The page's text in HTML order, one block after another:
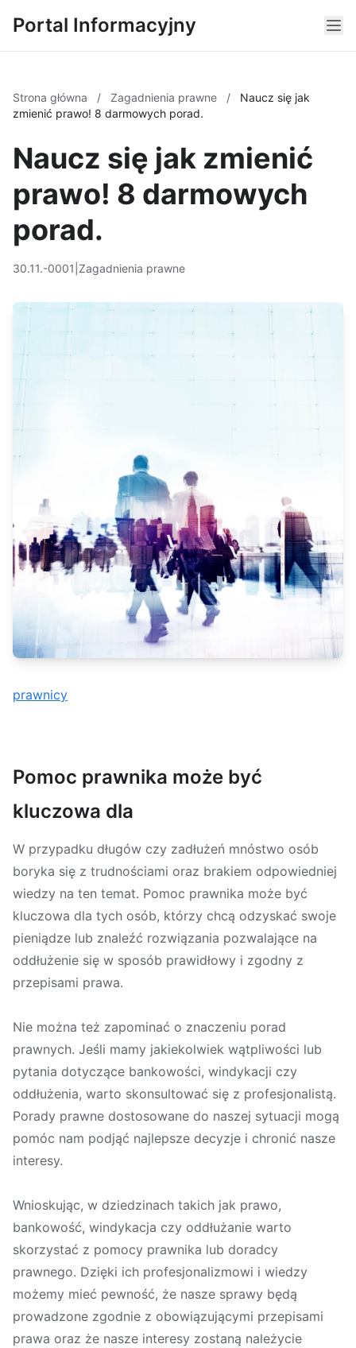
Portal Informacyjny
Strona główna / Zagadnienia prawne /
Naucz się jak
zmienić prawo! 8 darmowych porad.
Naucz się jak zmienić
prawo! 8 darmowych
porad.
30.11.-0001 Zagadnienia prawne
prawnicy
Pomoc prawnika może być
kluczowa dla
W przypadku długów czy zadłużeń mnóstwo osób
boryka się z trudnościami oraz brakiem odpowiedniej
wiedzy na ten temat. Pomoc prawnika może być
kluczowa dla tych osób, którzy chcą odzyskać swoje
pieniądze lub znaleźć rozwiązania pozwalające na
oddłużenie się w sposób prawidłowy i zgodny z
przepisami prawa.
Nie można też zapominać o znaczeniu porad
prawnych. Jeśli mamy jakiekolwiek wątpliwości lub
pytania dotyczące bankowości, windykacji czy
oddłużenia, warto skonsultować się z profesjonalistą.
Porady prawne dostosowane do naszej sytuacji mogą
pomóc nam podjąć najlepsze decyzje i chronić nasze
interesy.
Wnioskując, w dziedzinach takich jak prawo,
bankowość, windykacja czy oddłużanie warto
skorzystać z pomocy prawnika lub doradcy
prawnego. Dzięki ich profesjonalizmowi i wiedzy
możemy mieć pewność, że nasze sprawy będą
prowadzone zgodnie z obowiązującymi przepisami
prawa oraz że nasze interesy zostaną należycie